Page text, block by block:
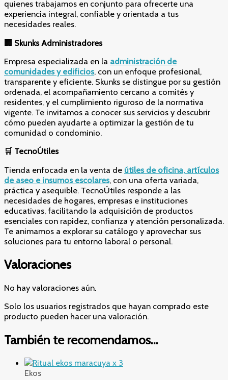
quienes trabajamos en conjunto para ofrecerte una
experiencia integral, confiable y orientada a tus
necesidades reales.
Skunks Administradores
Empresa especializada en la administración de
comunidades y edificios, con un enfoque profesional,
transparente y eficiente. Skunks se distingue por su gestión
ordenada, el acompañamiento cercano a comités y
residentes, y el cumplimiento riguroso de la normativa
vigente. Te invitamos a conocer sus servicios y descubrir
cómo pueden ayudarte a optimizar la gestión de tu
comunidad o condominio.
🛒 TecnoÚtiles
Tienda enfocada en la venta de útiles de oficina, artículos
de aseo e insumos escolares, con una oferta variada,
práctica y asequible. TecnoÚtiles responde a las
necesidades de hogares, empresas e instituciones
educativas, facilitando la adquisición de productos
esenciales con rapidez, confianza y atención personalizada.
Te animamos a explorar su catálogo y aprovechar sus
soluciones para tu entorno laboral o personal.
Valoraciones
No hay valoraciones aún.
Solo los usuarios registrados que hayan comprado este
producto pueden hacer una valoración.
También te recomendamos…
Ekos